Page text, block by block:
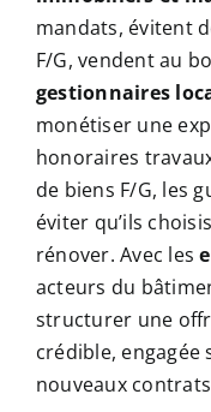
mandats, évitent
F/G, vendent au
gestionnaires
monétiser une
honoraires
de biens F/G, les
éviter qu’ils
rénover. Avec les
acteurs du
structurer une
crédible, engagée
nouveaux